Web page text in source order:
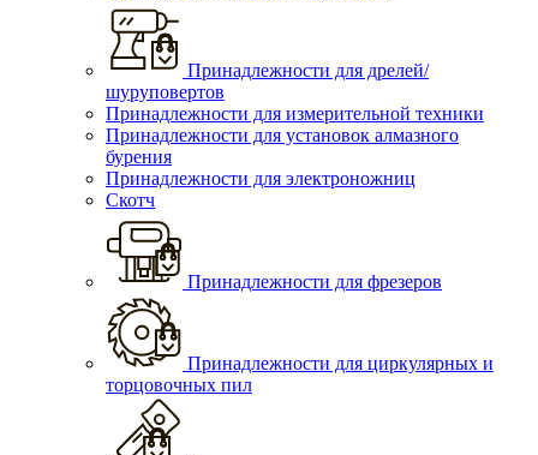
Принадлежности для дрелей/
шуруповертов
Принадлежности для измерительной техники
Принадлежности для установок алмазного
бурения
Принадлежности для электроножниц
Скотч
Принадлежности для фрезеров
Принадлежности для циркулярных и
торцовочных пил